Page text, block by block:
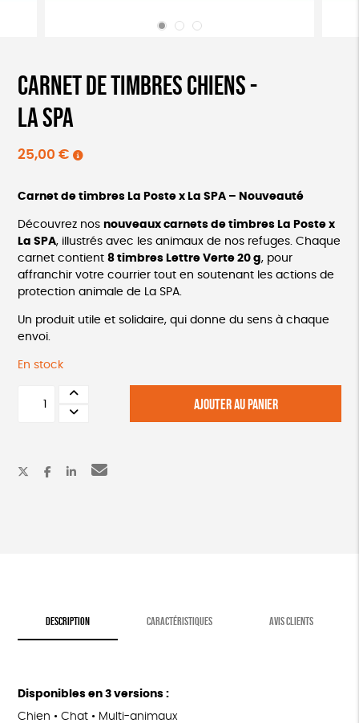
CARNET DE TIMBRES CHIENS -
LA SPA
25,00 €
Carnet de timbres La Poste x La SPA – Nouveauté
Découvrez nos nouveaux carnets de timbres La Poste x
La SPA, illustrés avec les animaux de nos refuges. Chaque
carnet contient 8 timbres Lettre Verte 20 g, pour
affranchir votre courrier tout en soutenant les actions de
protection animale de La SPA.
Un produit utile et solidaire, qui donne du sens à chaque
envoi.
En stock
-
AJOUTER AU PANIER
DESCRIPTION CARACTÉRISTIQUES AVIS CLIENTS
Disponibles en 3 versions :
Chien • Chat • Multi-animaux